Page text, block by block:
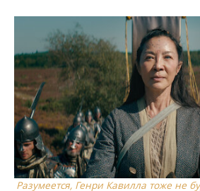
Разумеется, Генри Кавилла тоже не